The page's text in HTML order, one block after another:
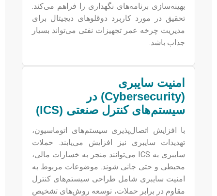
بهینه‌سازی برنامه‌های نگهداری را فراهم می‌کند.
تحقیق در مورد کاربرد دوقلوهای دیجیتال برای
مدیریت چرخه عمر تجهیزات نفتی می‌تواند بسیار
جذاب باشد.
امنیت سایبری
(Cybersecurity) در
سیستم‌های کنترل صنعتی (ICS)
با افزایش اتصال‌پذیری سیستم‌های اتوماسیون،
تهدیدات سایبری نیز افزایش می‌یابند. حملات
سایبری به ICS می‌توانند منجر به خسارات مالی،
محیطی و حتی جانی شوند. موضوعات مربوط به
امنیت سایبری شامل طراحی سیستم‌های کنترل
مقاوم در برابر حملات، توسعه روش‌های تشخیص